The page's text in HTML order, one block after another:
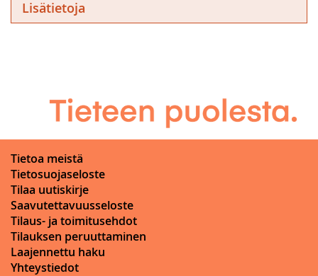
Lisätietoja
Tietoa meistä
Tietosuojaseloste
Tilaa uutiskirje
Saavutettavuusseloste
Tilaus- ja toimitusehdot
Tilauksen peruuttaminen
Laajennettu haku
Yhteystiedot